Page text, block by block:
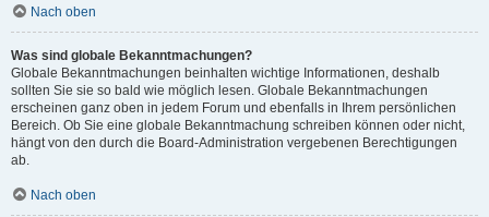
Nach oben
Was sind globale Bekanntmachungen?
Globale Bekanntmachungen beinhalten wichtige Informationen, deshalb
sollten Sie sie so bald wie möglich lesen. Globale Bekanntmachungen
erscheinen ganz oben in jedem Forum und ebenfalls in Ihrem persönlichen
Bereich. Ob Sie eine globale Bekanntmachung schreiben können oder nicht,
hängt von den durch die Board-Administration vergebenen Berechtigungen
ab.
Nach oben